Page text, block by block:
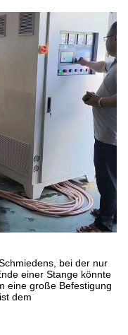
bei der nur
einer Stange könnte
eine große Befestigung
dem